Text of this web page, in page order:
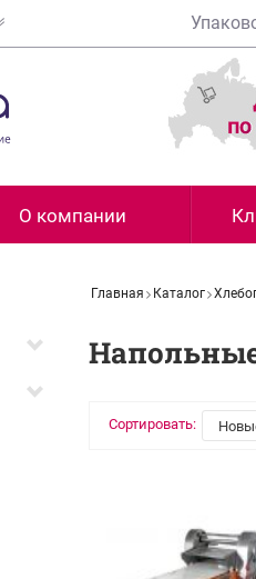
О компании
Главная Каталог
Сортировать: